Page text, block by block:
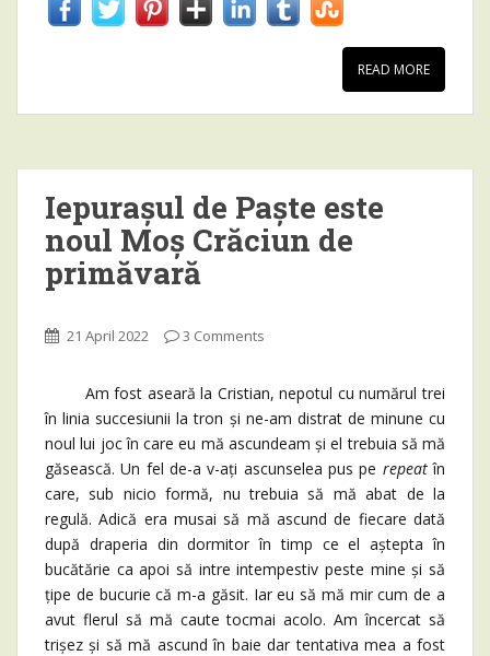
READ MORE
Iepurașul de Paște este
noul Moș Crăciun de
primăvară
21 April 2022 3 Comments
Am fost aseară la Cristian, nepotul cu numărul trei
în linia succesiunii la tron și ne-am distrat de minune cu
noul lui joc în care eu mă ascundeam și el trebuia să mă
găsească. Un fel de-a v-ați ascunselea pus pe repeatîn
care, sub nicio formă, nu trebuia să mă abat de la
regulă. Adică era musai să mă ascund de fiecare dată
după draperia din dormitor în timp ce el aștepta în
bucătărie ca apoi să intre intempestiv peste mine și să
țipe de bucurie că m-a găsit. Iar eu să mă mir cum de a
avut flerul să mă caute tocmai acolo. Am încercat să
trișez și să mă ascund în baie dar tentativa mea a fost